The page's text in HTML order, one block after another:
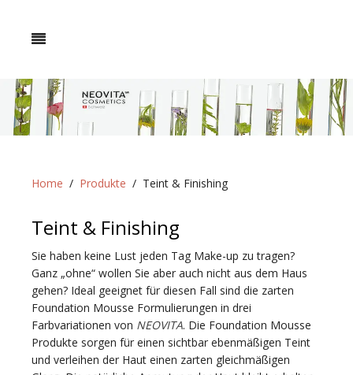
Home Produkte Teint & Finishing
Teint & Finishing
Sie haben keine Lust jeden Tag Make-up zu tragen?
Ganz „ohne“ wollen Sie aber auch nicht aus dem Haus
gehen? Ideal geeignet für diesen Fall sind die zarten
Foundation Mousse Formulierungen in drei
Farbvariationen von NEOVITA. Die Foundation Mousse
Produkte sorgen für einen sichtbar ebenmäßigen Teint
und verleihen der Haut einen zarten gleichmäßigen